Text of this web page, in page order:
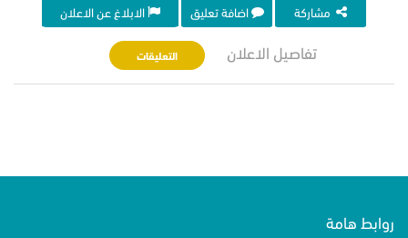
تفاصيل الاعلان التعليقات
مشاركة اضافة تعليق الابلاغ عن الاعلان
روابط هامة